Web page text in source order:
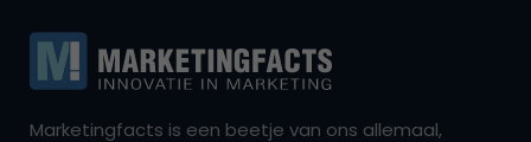
Marketingfacts is een beetje van ons allemaal,